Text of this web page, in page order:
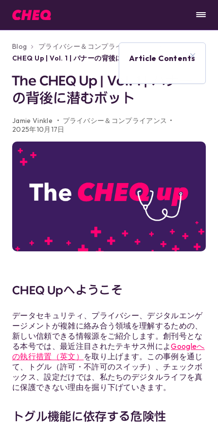
Blog プライバシー＆コンプライアンス
CHEQ Up | Vol. 1 | バナーの背後に潜むボット
The CHEQ Up | Vol. 1 | バナー
の背後に潜むボット
Jamie Vinkle
プライバシー＆コンプライアンス
2025年10月17日
CHEQ Upへようこそ
データセキュリティ、プライバシー、デジタルエンゲ
ージメントが複雑に絡み合う領域を理解するための、
新しい信頼できる情報源をご紹介します。創刊号とな
る本号では、最近注目されたテキサス州によGoogleへ
の執行措置（英文） を取り上げます。この事例を通じ
て、トグル（許可・不許可のスイッチ）、チェックボ
ックス、設定だけでは、私たちのデジタルライフを真
に保護できない理由を掘り下げていきます。
トグル機能に依存する危険性
Article Contents